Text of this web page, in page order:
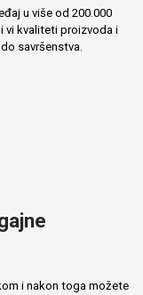
u više od 200.000
vi kvaliteti proizvoda i
savršenstva.
i nakon toga možete